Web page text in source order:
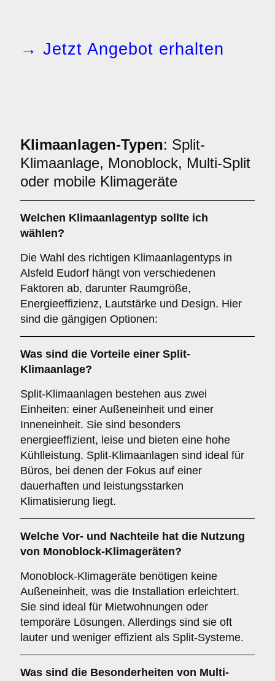
→ Jetzt Angebot erhalten
Klimaanlagen-Typen: Split-
Klimaanlage, Monoblock, Multi-Split
oder mobile Klimageräte
Welchen Klimaanlagentyp sollte ich
wählen?
Die Wahl des richtigen Klimaanlagentyps in
Alsfeld Eudorf hängt von verschiedenen
Faktoren ab, darunter Raumgröße,
Energieeffizienz, Lautstärke und Design. Hier
sind die gängigen Optionen:
Was sind die Vorteile einer Split-
Klimaanlage?
Split-Klimaanlagen bestehen aus zwei
Einheiten: einer Außeneinheit und einer
Inneneinheit. Sie sind besonders
energieeffizient, leise und bieten eine hohe
Kühlleistung. Split-Klimaanlagen sind ideal für
Büros, bei denen der Fokus auf einer
dauerhaften und leistungsstarken
Klimatisierung liegt.
Welche Vor- und Nachteile hat die Nutzung
von Monoblock-Klimageräten?
Monoblock-Klimageräte benötigen keine
Außeneinheit, was die Installation erleichtert.
Sie sind ideal für Mietwohnungen oder
temporäre Lösungen. Allerdings sind sie oft
lauter und weniger effizient als Split-Systeme.
Was sind die Besonderheiten von Multi-